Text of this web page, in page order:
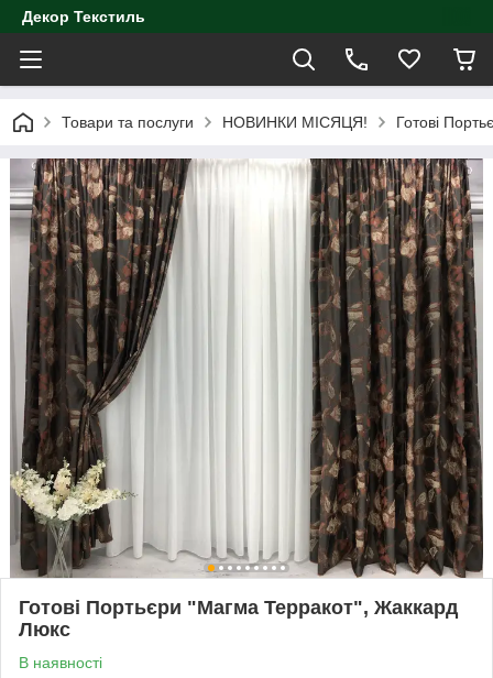
Декор Текстиль
Товари та послуги НОВИНКИ МІСЯЦЯ! Готові
Готові Портьєри "Магма Терракот", Жаккард
Люкс
В наявності